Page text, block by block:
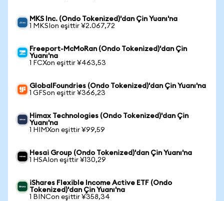
MKS Inc. (Ondo Tokenized)'dan Çin Yuanı'na
1 MKSIon eşittir ¥2.067,72
Freeport-McMoRan (Ondo Tokenized)'dan Çin
Yuanı'na
1 FCXon eşittir ¥463,53
GlobalFoundries (Ondo Tokenized)'dan Çin Yuanı'na
1 GFSon eşittir ¥366,23
Himax Technologies (Ondo Tokenized)'dan Çin
Yuanı'na
1 HIMXon eşittir ¥99,59
Hesai Group (Ondo Tokenized)'dan Çin Yuanı'na
1 HSAIon eşittir ¥130,29
iShares Flexible Income Active ETF (Ondo
Tokenized)'dan Çin Yuanı'na
1 BINCon eşittir ¥358,34